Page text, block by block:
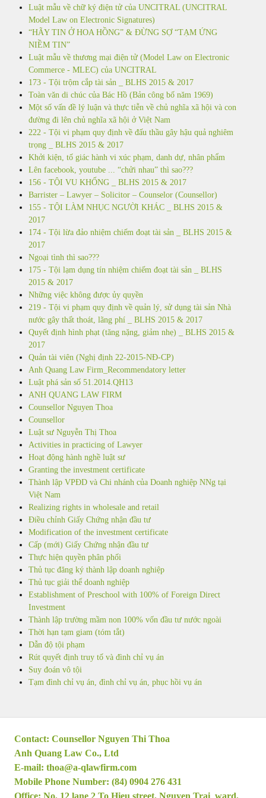
Luật mẫu về chữ ký điện tử của UNCITRAL (UNCITRAL
Model Law on Electronic Signatures)
“HÃY TIN Ở HOA HỒNG” & ĐỪNG SỢ “TẠM ỨNG
NIỀM TIN”
Luật mẫu về thương mại điện tử (Model Law on Electronic
Commerce - MLEC) của UNCITRAL
173 - Tội trộm cắp tài sản _ BLHS 2015 & 2017
Toàn văn di chúc của Bác Hồ (Bản công bố năm 1969)
Một số vấn đề lý luận và thực tiễn về chủ nghĩa xã hội và con
đường đi lên chủ nghĩa xã hội ở Việt Nam
222 - Tội vi phạm quy định về đấu thầu gây hậu quả nghiêm
trọng _ BLHS 2015 & 2017
Khởi kiện, tố giác hành vi xúc phạm, danh dự, nhân phẩm
Lên facebook, youtube ... “chửi nhau” thì sao???
156 - TỘI VU KHỐNG _ BLHS 2015 & 2017
Barrister – Lawyer – Solicitor – Counselor (Counsellor)
155 - TỘI LÀM NHỤC NGƯỜI KHÁC _ BLHS 2015 &
2017
174 - Tội lừa đảo nhiệm chiếm đoạt tài sản _ BLHS 2015 &
2017
Ngoại tình thì sao???
175 - Tội lạm dụng tín nhiệm chiếm đoạt tài sản _ BLHS
2015 & 2017
Những việc không được ủy quyền
219 - Tội vi phạm quy định về quản lý, sử dụng tài sản Nhà
nước gây thất thoát, lãng phí _ BLHS 2015 & 2017
Quyết định hình phạt (tăng nặng, giảm nhẹ) _ BLHS 2015 &
2017
Quản tài viên (Nghị định 22-2015-NĐ-CP)
Anh Quang Law Firm_Recommendatory letter
Luật phá sản số 51.2014.QH13
ANH QUANG LAW FIRM
Counsellor Nguyen Thoa
Counsellor
Luật sư Nguyễn Thị Thoa
Activities in practicing of Lawyer
Hoạt động hành nghề luật sư
Granting the investment certificate
Thành lập VPĐD và Chi nhánh của Doanh nghiệp NNg tại
Việt Nam
Realizing rights in wholesale and retail
Điều chỉnh Giấy Chứng nhận đầu tư
Modification of the investment certificate
Cấp (mới) Giấy Chứng nhận đầu tư
Thực hiện quyền phân phối
Thủ tục đăng ký thành lập doanh nghiệp
Thủ tục giải thể doanh nghiệp
Establishment of Preschool with 100% of Foreign Direct
Investment
Thành lập trường mầm non 100% vốn đầu tư nước ngoài
Thời hạn tạm giam (tóm tắt)
Dẫn độ tội phạm
Rút quyết định truy tố và đình chỉ vụ án
Suy đoán vô tội
Tạm đình chỉ vụ án, đình chỉ vụ án, phục hồi vụ án
Contact: Counsellor Nguyen Thi Thoa
Anh Quang Law Co., Ltd
E-mail: thoa@a-qlawfirm.com
Mobile Phone Number: (84) 0904 276 431
Office: No. 12 lane 2 To Hieu street, Nguyen Trai ward,